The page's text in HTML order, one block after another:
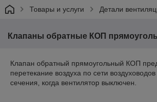
Товары и услуги Детали
Клапаны обратные КОП
Клапан обратный прямоугольный КОП
перетекание воздуха по сети
сечения, когда вентилятор выключен.